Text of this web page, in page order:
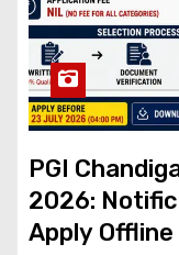
PGI
2026:
Apply